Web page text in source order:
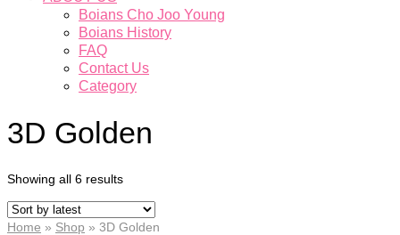
Boians Cho Joo Young
Boians History
FAQ
Contact Us
Category
3D Golden
Showing all 6 results
Home » Shop » 3D Golden